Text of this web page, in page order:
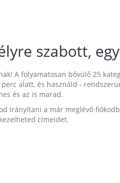
szabott,
A folyamatosan bővülő 25
alatt, és használd -
és az is marad.
irányítani a már meglévő
címeidet.